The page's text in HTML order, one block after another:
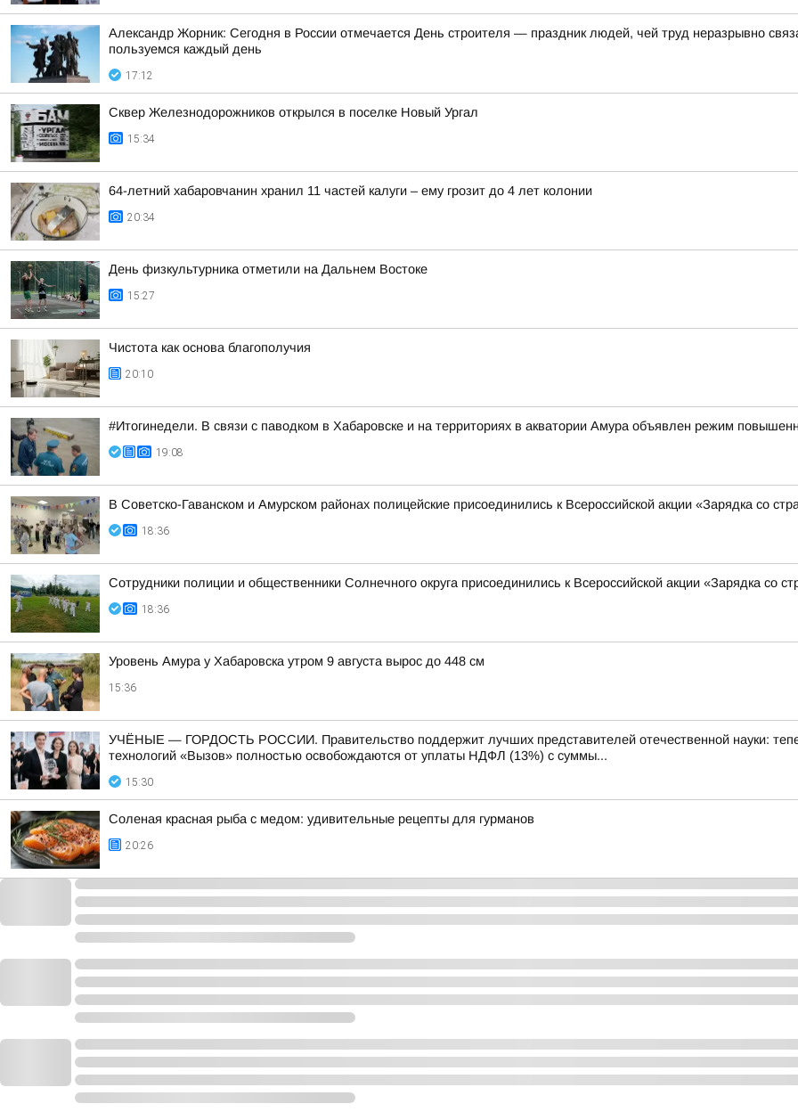
Александр Жорник: Сегодня в России отмечается День строителя — праздник людей, чей труд неразрывно
пользуемся каждый день
17:12
Сквер Железнодорожников открылся в поселке Новый Ургал
15:34
64-летний хабаровчанин хранил 11 частей калуги – ему грозит до 4 лет колонии
20:34
День физкультурника отметили на Дальнем Востоке
15:27
Чистота как основа благополучия
20:10
#Итогинедели. В связи с паводком в Хабаровске и на территориях в акватории Амура объявлен режим
19:08
В Советско-Гаванском и Амурском районах полицейские присоединились к Всероссийской акции «Зарядка со
18:36
Сотрудники полиции и общественники Солнечного округа присоединились к Всероссийской акции «Зарядка со
18:36
Уровень Амура у Хабаровска утром 9 августа вырос до 448 см
15:36
УЧЁНЫЕ — ГОРДОСТЬ РОССИИ. Правительство поддержит лучших представителей отечественной науки:
технологий «Вызов» полностью освобождаются от уплаты НДФЛ (13%) с суммы...
15:30
Соленая красная рыба с медом: удивительные рецепты для гурманов
20:26